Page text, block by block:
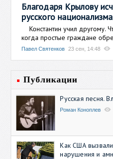
Благодаря Крылову
русского национализма
Константин учил другому.
когда простые граждане
Павел Святенков 23 сен, 14:48
Публикации
Русская песня.
Роман Коноплев
Как США
нарушения и